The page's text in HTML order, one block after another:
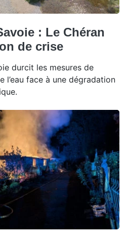
: Le Chéran
de crise
durcit les mesures de
l’eau face à une dégradation